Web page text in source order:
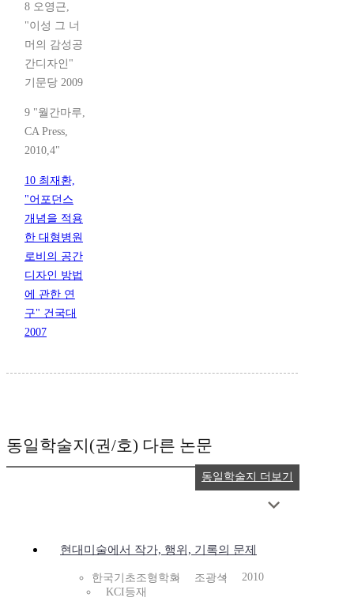
8 오영근,
"이성 그 너
머의 감성공
간디자인"
기문당 2009
9 "월간마루,
CA Press,
2010,4"
10 최재환,
"어포던스
개념을 적용
한 대형병원
로비의 공간
디자인 방법
에 관한 연
구" 건국대
2007
동일학술지(권/호) 다른 논문
현대미술에서 작가, 행위, 기록의 문제
한국기초조형학회 조광석
2010
KCI등재
동일학술지 더보기